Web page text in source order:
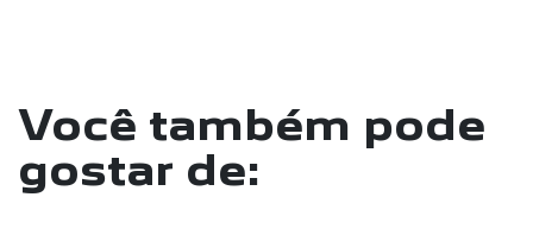
Você também pode
gostar de: